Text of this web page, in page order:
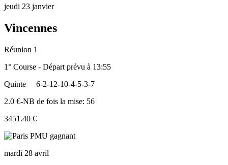
jeudi 23 janvier
Vincennes
Réunion 1
1° Course - Départ prévu à 13:55
Quinte
6-2-12-10-4-5-3-7
2.0 €-NB de fois la mise: 56
3451.40 €
mardi 28 avril